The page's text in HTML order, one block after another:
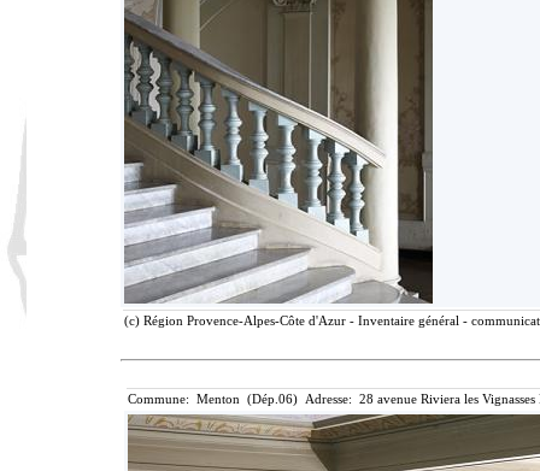
(c) Région Provence-Alpes-Côte d'Azur - Inventaire général -
Commune: Menton (Dép.06) Adresse: 28 avenue Riviera les